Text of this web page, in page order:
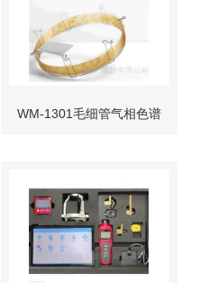
WM-1301毛细管气相色谱